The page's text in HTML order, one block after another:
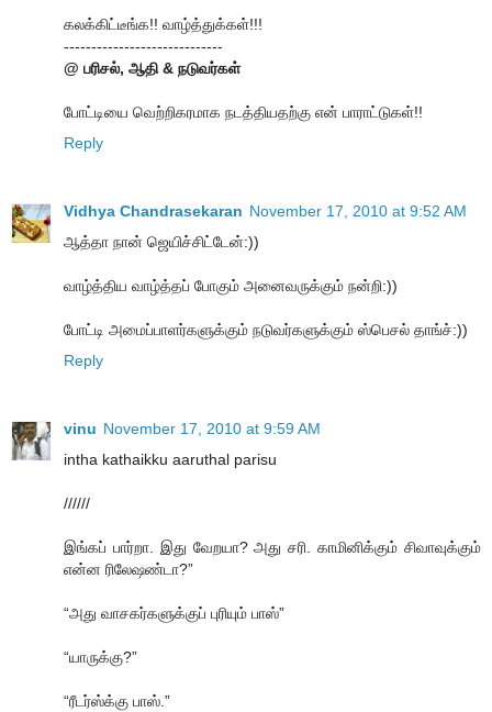
கலக்கிட்டீங்க!! வாழ்த்துக்கள்!!!
-----------------------------
@ பரிசல், ஆதி & நடுவர்கள்
போட்டியை வெற்றிகரமாக நடத்தியதற்கு என் பாராட்டுகள்!!
Reply
Vidhya Chandrasekaran November 17, 2010 at 9:52 AM
ஆத்தா நான் ஜெயிச்சிட்டேன்:))
வாழ்த்திய வாழ்த்தப் போகும் அனைவருக்கும் நன்றி:))
போட்டி அமைப்பாளர்களுக்கும் நடுவர்களுக்கும் ஸ்பெசல் தாங்ச்:))
Reply
vinu November 17, 2010 at 9:59 AM
intha kathaikku aaruthal parisu
//////
இங்கப் பார்றா. இது வேறயா? அது சரி. காமினிக்கும் சிவாவுக்கும்
என்ன ரிலேஷண்டா?”
“அது வாசகர்களுக்குப் புரியும் பாஸ்”
“யாருக்கு?”
“ரீடர்ஸ்க்கு பாஸ்.”